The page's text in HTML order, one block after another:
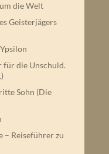
die Welt
Geisterjägers
für die Unschuld.
Sohn (Die
– Reiseführer zu